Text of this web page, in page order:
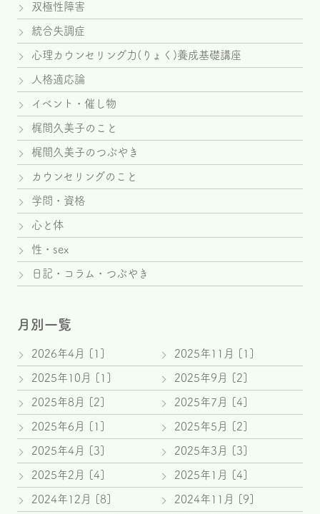
双極性障害
統合失調症
心理カウンセリング力(りょく)養成基礎講座
人格適応論
イベント・催し物
梶間久美子のこと
梶間久美子のつぶやき
カウンセリングのこと
学問・資格
心と体
性・sex
日記・コラム・つぶやき
月別一覧
2026年4月 [1] 2025年11月 [1]
2025年10月 [1] 2025年9月 [2]
2025年8月 [2] 2025年7月 [4]
2025年6月 [1] 2025年5月 [2]
2025年4月 [3] 2025年3月 [3]
2025年2月 [4] 2025年1月 [4]
2024年12月 [8] 2024年11月 [9]